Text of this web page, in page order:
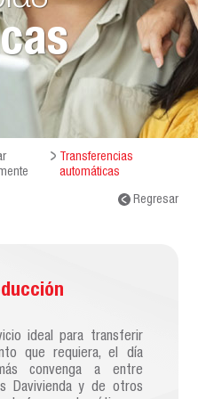
Transferencias
automáticas
Regresar
ideal para transferir
que requiera, el día
convenga a entre
Davivienda y de otros